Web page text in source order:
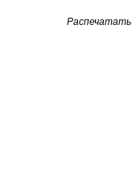
Распечатать